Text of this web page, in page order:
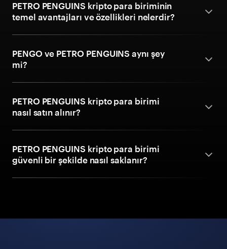
PETRO PENGUINS kripto para biriminin
temel avantajları ve özellikleri nelerdir?
PENGO ve PETRO PENGUINS aynı şey
mi?
PETRO PENGUINS kripto para birimi
nasıl satın alınır?
PETRO PENGUINS kripto para birimi
güvenli bir şekilde nasıl saklanır?